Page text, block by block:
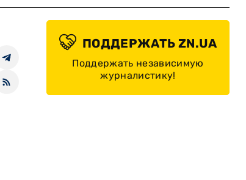
ПОДДЕРЖАТЬ ZN.UA
Поддержать независимую
журналистику!